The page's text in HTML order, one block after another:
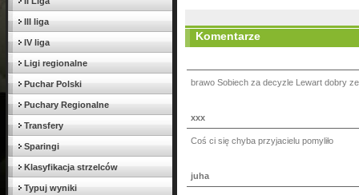
III liga
IV liga
Ligi regionalne
Puchar Polski
Puchary Regionalne
Transfery
Sparingi
Klasyfikacja strzelców
Typuj wyniki
Komentarze
brawo Sobiech za decyzle Lewart dobry
xxx
Coś ci się chyba przyjacielu pomyliło
juha